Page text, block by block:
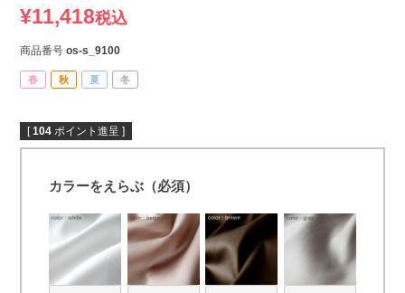
¥11,418税込
商品番号 os-s_9100
春 秋 夏 冬
[ 104 ポイント進呈 ]
カラーをえらぶ（必須）